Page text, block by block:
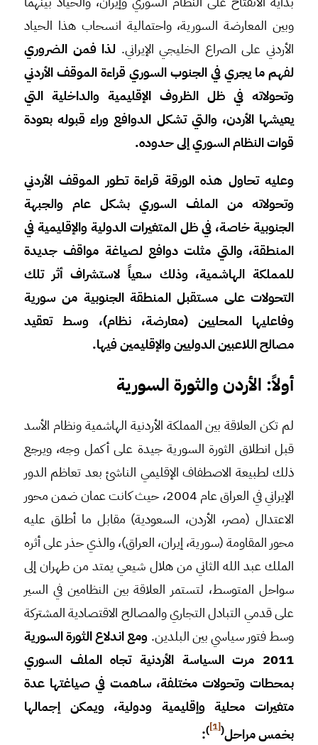
وبين المعارضة السورية، واحتمالية انسحاب هذا الحياد
الأردني على الصراع الخليجي الإيراني. لذا فمن الضروري
لفهم ما يجري في الجنوب السوري قراءة الموقف الأردني
وتحولاته في ظل الظروف الإقليمية والداخلية التي
يعيشها الأردن، والتي تشكل الدوافع وراء قبوله بعودة
قوات النظام السوري إلى حدوده.
وعليه تحاول هذه الورقة قراءة تطور الموقف الأردني
وتحولاته من الملف السوري بشكل عام والجبهة
الجنوبية خاصة، في ظل المتغيرات الدولية والإقليمية في
المنطقة، والتي مثلت دوافع لصياغة مواقف جديدة
للمملكة الهاشمية، وذلك سعياً لاستشراف أثر تلك
التحولات على مستقبل المنطقة الجنوبية من سورية
وفاعليها المحليين (معارضة، نظام)، وسط تعقيد
مصالح اللاعبين الدوليين والإقليمين فيها.
أولاً: الأردن والثورة السورية
لم تكن العلاقة بين المملكة الأردنية الهاشمية ونظام الأسد
قبل انطلاق الثورة السورية جيدة على أكمل وجه، ويرجع
ذلك لطبيعة الاصطفاف الإقليمي الناشئ بعد تعاظم الدور
الإيراني في العراق عام 2004، حيث كانت عمان ضمن محور
الاعتدال (مصر، الأردن، السعودية) مقابل ما أطلق عليه
محور المقاومة (سورية، إيران، العراق)، والذي حذر على أثره
الملك عبد الله الثاني من هلال شيعي يمتد من طهران إلى
سواحل المتوسط، لتستمر العلاقة بين النظامين في السير
على قدمي التبادل التجاري والمصالح الاقتصادية المشتركة
وسط فتور سياسي بين البلدين. ومع اندلاع الثورة السورية
2011 مرت السياسة الأردنية تجاه الملف السوري
بمحطات وتحولات مختلفة، ساهمت في صياغتها عدة
متغيرات محلية وإقليمية ودولية، ويمكن إجمالها
بخمس مراحل(
[1]
)
: